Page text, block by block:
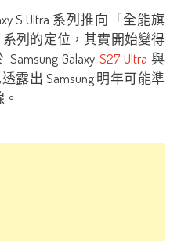
S Ultra 系列推向「全能旗
系列的定位，其實開始變得
Galaxy S27 Ultra與
露出 Samsung 明年可能準